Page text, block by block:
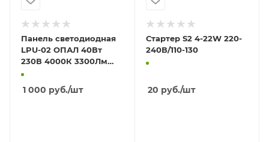
Панель светодиодная
LPU-02 ОПАЛ 40Вт
230В 4000К 3300Лм
595х595х25мм IP40
1 000 руб./шт
Стартер S2 4-22W 220-
240В/110-130
20 руб./шт